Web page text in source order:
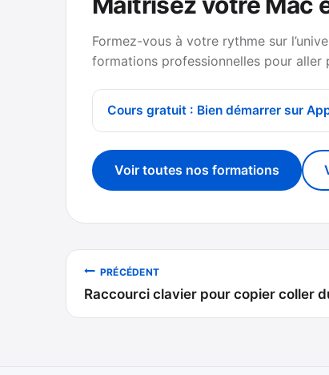
Formez-vous à votre rythme sur
formations professionnelles pour aller
Cours gratuit : Bien démarrer sur
Voir toutes nos formations
Navigation
de
PRÉCÉDENT
Raccourci clavier pour copier coller